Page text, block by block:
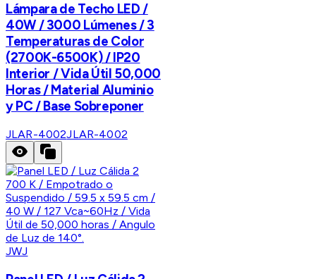
Lámpara de Techo LED /
40W / 3000 Lúmenes / 3
Temperaturas de Color
(2700K-6500K) / IP20
Interior / Vida Útil 50,000
Horas / Material Aluminio
y PC / Base Sobreponer
JLAR-4002JLAR-4002
JWJ